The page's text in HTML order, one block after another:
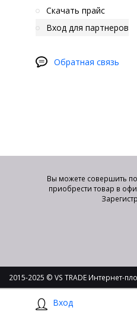
Вход
Скачать прайс
Вход для партнеров
Обратная связь
Вы можете совершить
приобрести товар в
2015-2025 © VS TRADE Интернет-